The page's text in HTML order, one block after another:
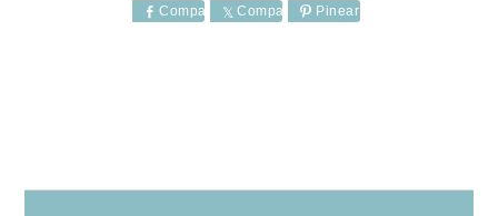
Comparte Comparte Pinear